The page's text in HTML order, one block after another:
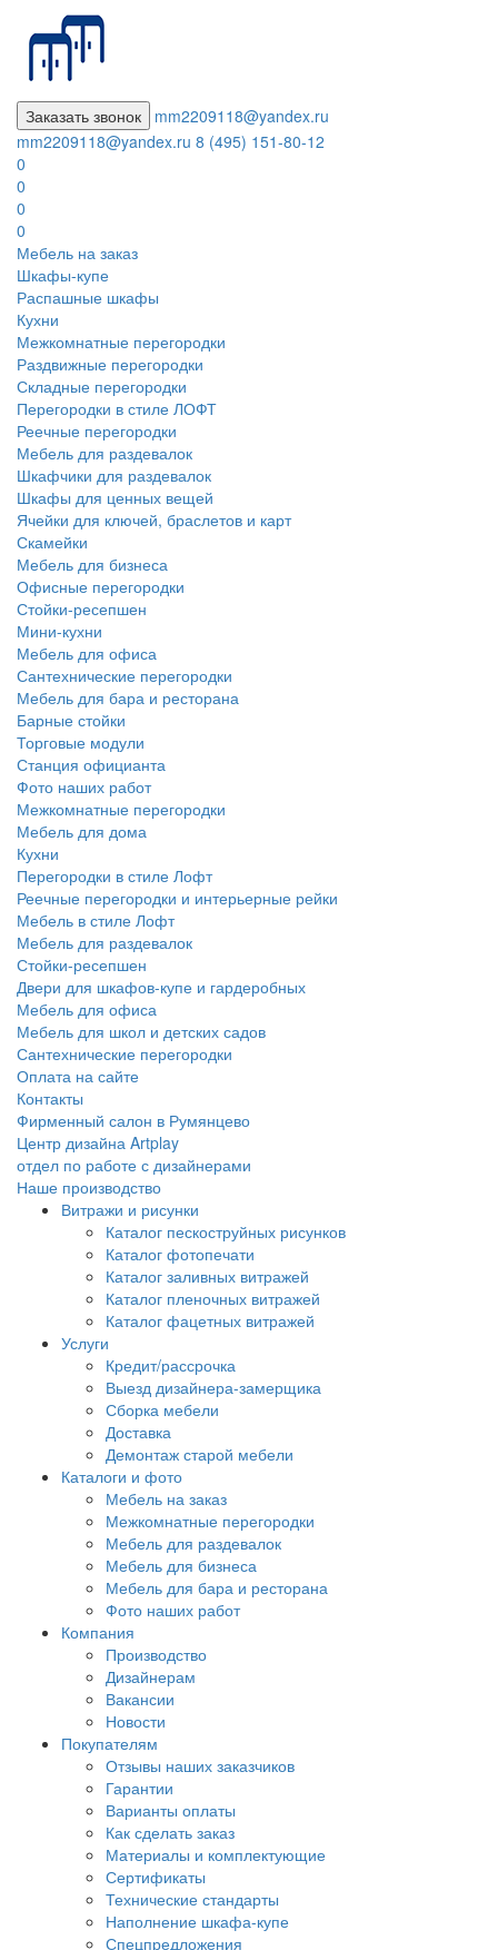
Заказать звонок
mm2209118@yandex.ru
mm2209118@yandex.ru 8 (495) 151-80-12
0
0
0
0
Мебель на заказ
Шкафы-купе
Распашные шкафы
Кухни
Межкомнатные перегородки
Раздвижные перегородки
Складные перегородки
Перегородки в стиле ЛОФТ
Реечные перегородки
Мебель для раздевалок
Шкафчики для раздевалок
Шкафы для ценных вещей
Ячейки для ключей, браслетов и карт
Скамейки
Мебель для бизнеса
Офисные перегородки
Стойки-ресепшен
Мини-кухни
Мебель для офиса
Сантехнические перегородки
Мебель для бара и ресторана
Барные стойки
Торговые модули
Станция официанта
Фото наших работ
Межкомнатные перегородки
Мебель для дома
Кухни
Перегородки в стиле Лофт
Реечные перегородки и интерьерные рейки
Мебель в стиле Лофт
Мебель для раздевалок
Стойки-ресепшен
Двери для шкафов-купе и гардеробных
Мебель для офиса
Мебель для школ и детских садов
Сантехнические перегородки
Оплата на сайте
Контакты
Фирменный салон в Румянцево
Центр дизайна Artplay
отдел по работе с дизайнерами
Наше производство
Витражи и рисунки
Каталог пескоструйных рисунков
Каталог фотопечати
Каталог заливных витражей
Каталог пленочных витражей
Каталог фацетных витражей
Услуги
Кредит/рассрочка
Выезд дизайнера-замерщика
Сборка мебели
Доставка
Демонтаж старой мебели
Каталоги и фото
Мебель на заказ
Межкомнатные перегородки
Мебель для раздевалок
Мебель для бизнеса
Мебель для бара и ресторана
Фото наших работ
Компания
Производство
Дизайнерам
Вакансии
Новости
Покупателям
Отзывы наших заказчиков
Гарантии
Варианты оплаты
Как сделать заказ
Материалы и комплектующие
Сертификаты
Технические стандарты
Наполнение шкафа-купе
Спецпредложения